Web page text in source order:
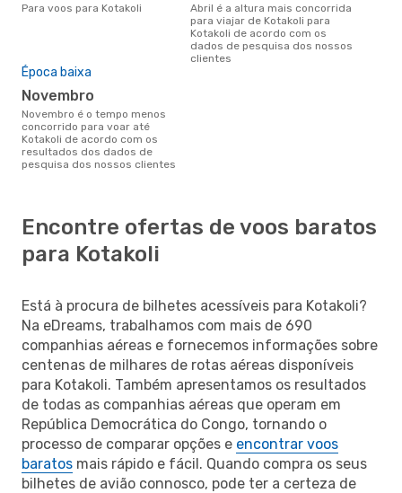
Para voos para Kotakoli
abril é a altura mais concorrida
para viajar de Kotakoli para
Kotakoli de acordo com os
dados de pesquisa dos nossos
clientes
Época baixa
novembro
novembro é o tempo menos
concorrido para voar até
Kotakoli de acordo com os
resultados dos dados de
pesquisa dos nossos clientes
Encontre ofertas de voos baratos
para Kotakoli
Está à procura de bilhetes acessíveis para Kotakoli?
Na eDreams, trabalhamos com mais de 690
companhias aéreas e fornecemos informações sobre
centenas de milhares de rotas aéreas disponíveis
para Kotakoli. Também apresentamos os resultados
de todas as companhias aéreas que operam em
República Democrática do Congo, tornando o
processo de comparar opções e encontrar voos
baratos mais rápido e fácil. Quando compra os seus
bilhetes de avião connosco, pode ter a certeza de